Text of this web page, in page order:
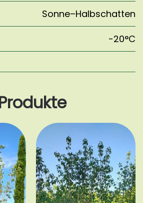
Sonne–Halbschatten
-20°C